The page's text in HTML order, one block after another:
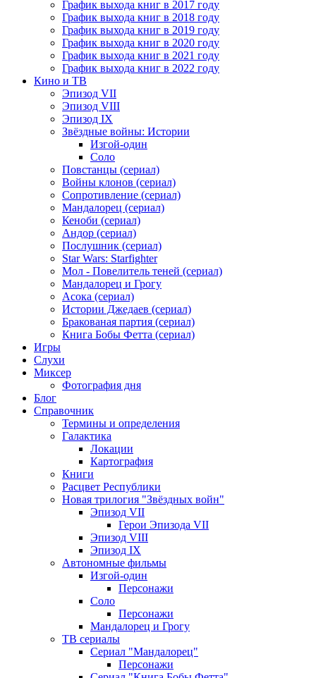
График выхода книг в 2017 году
График выхода книг в 2018 году
График выхода книг в 2019 году
График выхода книг в 2020 году
График выхода книг в 2021 году
График выхода книг в 2022 году
Кино и ТВ
Эпизод VII
Эпизод VIII
Эпизод IX
Звёздные войны: Истории
Изгой-один
Соло
Повстанцы (сериал)
Войны клонов (сериал)
Сопротивление (сериал)
Мандалорец (сериал)
Кеноби (сериал)
Андор (сериал)
Послушник (сериал)
Star Wars: Starfighter
Мол - Повелитель теней (сериал)
Мандалорец и Грогу
Асока (сериал)
Истории Джедаев (сериал)
Бракованая партия (сериал)
Книга Бобы Фетта (сериал)
Игры
Слухи
Миксер
Фотография дня
Блог
Справочник
Термины и определения
Галактика
Локации
Картография
Книги
Расцвет Республики
Новая трилогия "Звёздных войн"
Эпизод VII
Герои Эпизода VII
Эпизод VIII
Эпизод IX
Автономные фильмы
Изгой-один
Персонажи
Соло
Персонажи
Мандалорец и Грогу
ТВ сериалы
Сериал "Мандалорец"
Персонажи